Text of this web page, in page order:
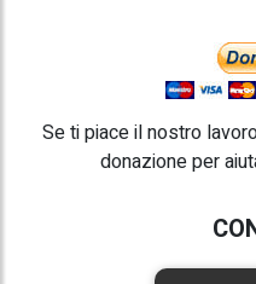
Se ti piace il nostro
donazione per
E-mail: